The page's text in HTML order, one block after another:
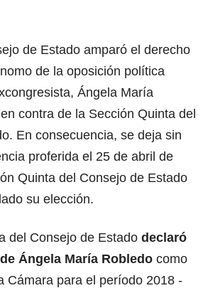
de Estado amparó el derecho
de la oposición política
Ángela María
contra de la Sección Quinta del
En consecuencia, se deja sin
proferida el 25 de abril de
Quinta del Consejo de Estado
su elección.
del Consejo de Estado declaró
Ángela María Robledo como
Cámara para el período 2018 -